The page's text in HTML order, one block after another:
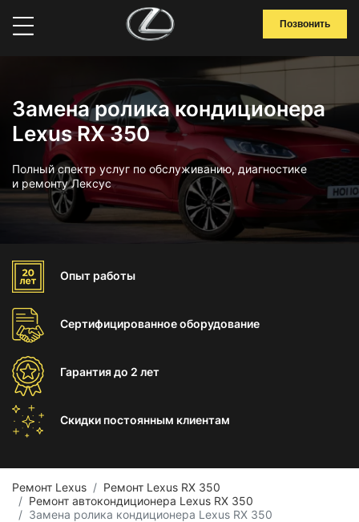
Позвонить
Замена ролика кондиционера
Lexus RX 350
Полный спектр услуг по обслуживанию, диагностике
и ремонту Лексус
Опыт работы
Сертифицированноеоборудование
Гарантиядо 2 лет
Скидки постоянным клиентам
Ремонт Lexus
Ремонт Lexus RX 350
Ремонт автокондиционера Lexus RX 350
Замена ролика кондиционера Lexus RX 350